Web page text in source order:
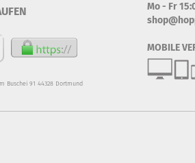
Buschei 91 44328 Dortmund
Mo - Fr
MOBILE